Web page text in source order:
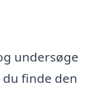
undersøge
finde den